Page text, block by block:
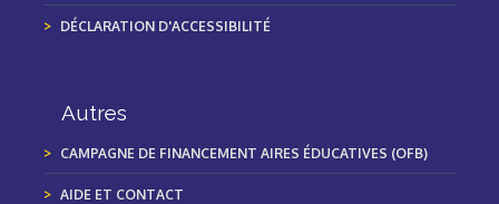
DÉCLARATION D'ACCESSIBILITÉ
Autres
CAMPAGNE DE FINANCEMENT AIRES ÉDUCATIVES (OFB)
AIDE ET CONTACT